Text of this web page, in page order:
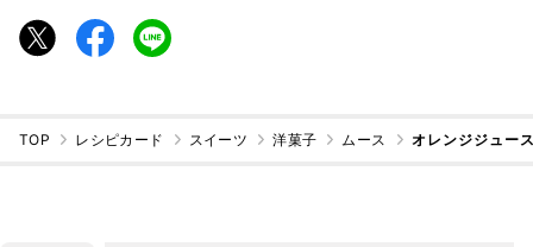
TOP レシピカード スイーツ 洋菓子 ムース オレンジジュー